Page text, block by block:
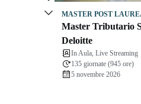
MASTER POST
Master Tributario
Deloitte
In Aula, Live Streaming
135 giornate (945 ore)
5 novembre 2026